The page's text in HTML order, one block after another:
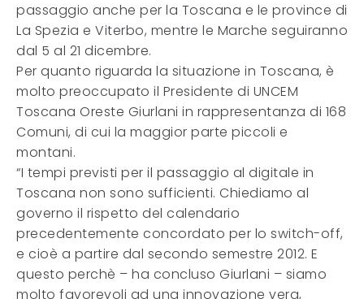
passaggio anche per la Toscana e le province di
La Spezia e Viterbo, mentre le Marche seguiranno
dal 5 al 21 dicembre.
Per quanto riguarda la situazione in Toscana, è
molto preoccupato il Presidente di UNCEM
Toscana Oreste Giurlani in rappresentanza di 168
Comuni, di cui la maggior parte piccoli e
montani.
“I tempi previsti per il passaggio al digitale in
Toscana non sono sufficienti. Chiediamo al
governo il rispetto del calendario
precedentemente concordato per lo switch-off,
e cioè a partire dal secondo semestre 2012. E
questo perchè – ha concluso Giurlani – siamo
molto favorevoli ad una innovazione vera,